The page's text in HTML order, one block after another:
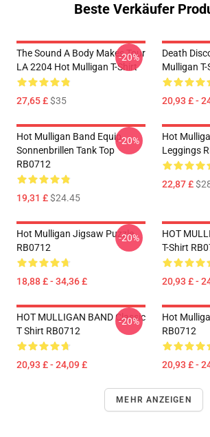
Beste Verkäufer
The Sound A Body Makes Tour
LA 2204 Hot Mulligan T-Shirt
27,65 £$35
-20%
Death
Mulligan T-
20,93 £ -
Hot Mulligan Band Equip
Sonnenbrillen Tank Top
RB0712
19,31 £$24.45
-20%
Hot
Leggings
22,87 £
Hot Mulligan Jigsaw Puzzle
RB0712
18,88 £ - 34,36 £
-20%
HOT
T-Shirt
20,93 £ -
HOT MULLIGAN BAND Classic
T Shirt RB0712
20,93 £ - 24,09 £
-20%
Hot
RB0712
20,93 £ -
MEHR ANZEIGEN